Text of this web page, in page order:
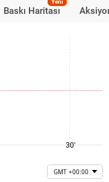
Baskı Haritası
Yeni
30'
GMT +00:00